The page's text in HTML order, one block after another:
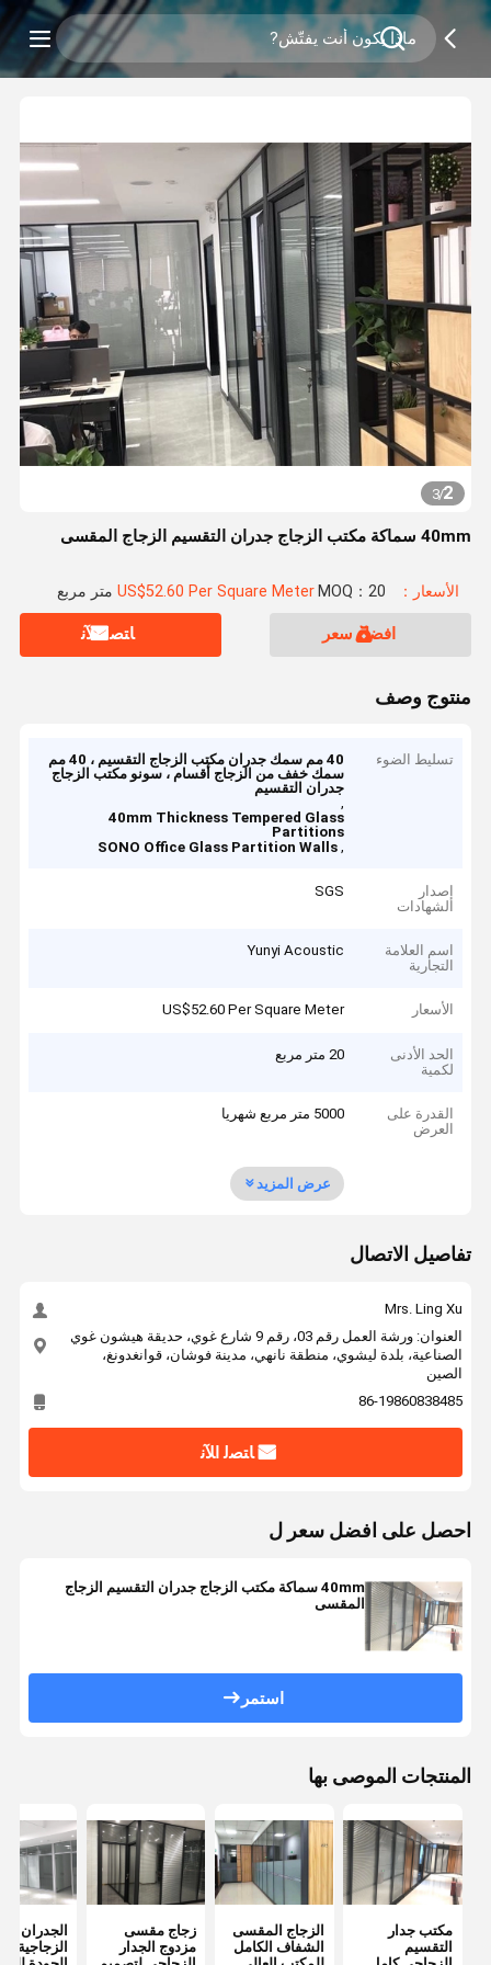
2
/
3
40mm سماكة مكتب الزجاج جدران التقسيم الزجاج المقسى
الأسعار：US$52.60 Per Square Meter MOQ：20 متر مربع
افضل سعر ﺎﺘﺼﻟ ﺍﻶﻧ
منتوج وصف
تسليط الضوء
40 مم سمك جدران مكتب الزجاج التقسيم ، 40 مم
سمك خفف من الزجاج أقسام ، سونو مكتب الزجاج
جدران التقسيم
,
40mm Thickness Tempered Glass
Partitions
,
SONO Office Glass Partition Walls
إصدار
الشهادات
SGS
اسم العلامة
التجارية
Yunyi Acoustic
الأسعار US$52.60 Per Square Meter
الحد الأدنى
لكمية
20 متر مربع
القدرة على
العرض
5000 متر مربع شهريا
عرض المزيد
تفاصيل الاتصال
Mrs. Ling Xu
العنوان: ورشة العمل رقم 03، رقم 9 شارع غوي، حديقة هيشون غوي
الصناعية، بلدة ليشوي، منطقة نانهي، مدينة فوشان، قوانغدونغ،
الصين
86-19860838485
ﺎﺘﺼﻟ ﺍﻶﻧ
احصل على افضل سعر ل
40mm سماكة مكتب الزجاج جدران التقسيم الزجاج
المقسى
استمر
المنتجات الموصى بها
مكتب جدار
التقسيم
الزجاج المقسى
الشفاف الكامل
زجاج مقسى
مزدوج الجدار
الجدران
الزجاجية